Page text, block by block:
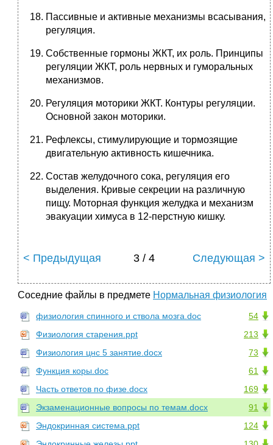
Пассивные и активные механизмы всасывания,
регуляция.
Собственные гормоны ЖКТ, их роль. Принципы
регуляции ЖКТ, роль нервных и гуморальных
механизмов.
Регуляция моторики ЖКТ. Контуры регуляции.
Основной закон моторики.
Рефлексы, стимулирующие и тормозящие
двигательную активность кишечника.
Состав желудочного сока, регуляция его
выделения. Кривые секреции на различную
пищу. Моторная функция желудка и механизм
эвакуации химуса в 12-перстную кишку.
< Предыдущая 3 / 4 Следующая >
Соседние файлы в предмете Нормальная физиология
54
физиология спинного и ствола мозга.doc
213
Физиология старения.ppt
73
Физиология цнс 5 занятие.docx
61
Функция коры.doc
169
Часть ответов по физе.docx
91
Экзаменационные вопросы по темам.docx
124
Эндокринная система.ppt